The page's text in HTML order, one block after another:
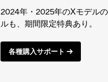
2024年・2025年のXモデル
ルも、期間限定特典あり。
各種購入サポート